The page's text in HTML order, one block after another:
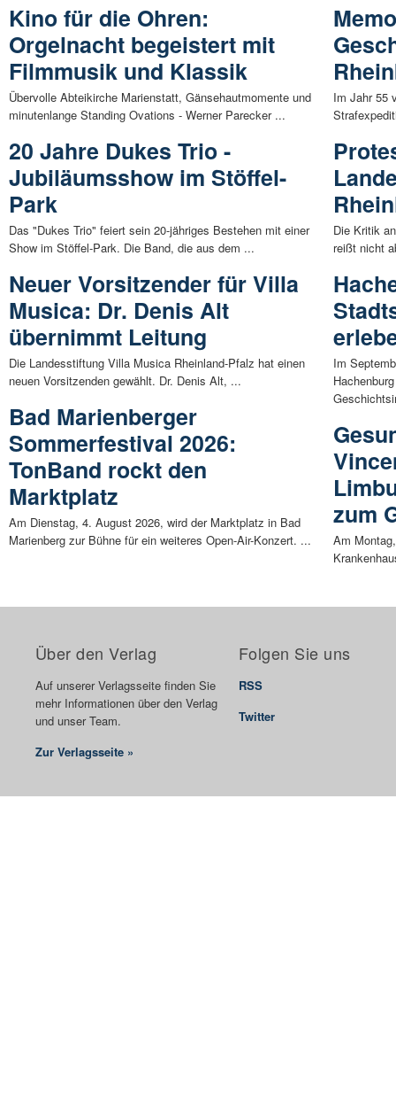
Kino für die Ohren:
Orgelnacht begeistert mit
Filmmusik und Klassik
Übervolle Abteikirche Marienstatt, Gänsehautmomente und
minutenlange Standing Ovations - Werner Parecker ...
20 Jahre Dukes Trio -
Jubiläumsshow im Stöffel-
Park
Das "Dukes Trio" feiert sein 20-jähriges Bestehen mit einer
Show im Stöffel-Park. Die Band, die aus dem ...
Neuer Vorsitzender für Villa
Musica: Dr. Denis Alt
übernimmt Leitung
Die Landesstiftung Villa Musica Rheinland-Pfalz hat einen
neuen Vorsitzenden gewählt. Dr. Denis Alt, ...
Bad Marienberger
Sommerfestival 2026:
TonBand rockt den
Marktplatz
Am Dienstag, 4. August 2026, wird der Marktplatz in Bad
Marienberg zur Bühne für ein weiteres Open-Air-Konzert. ...
Im Jahr 55
Die Kritik
reißt nicht
Im
zum
Am
Über den Verlag
Auf unserer Verlagsseite finden Sie
mehr Informationen über den Verlag
und unser Team.
Zur Verlagsseite »
Folgen Sie uns
RSS
Twitter